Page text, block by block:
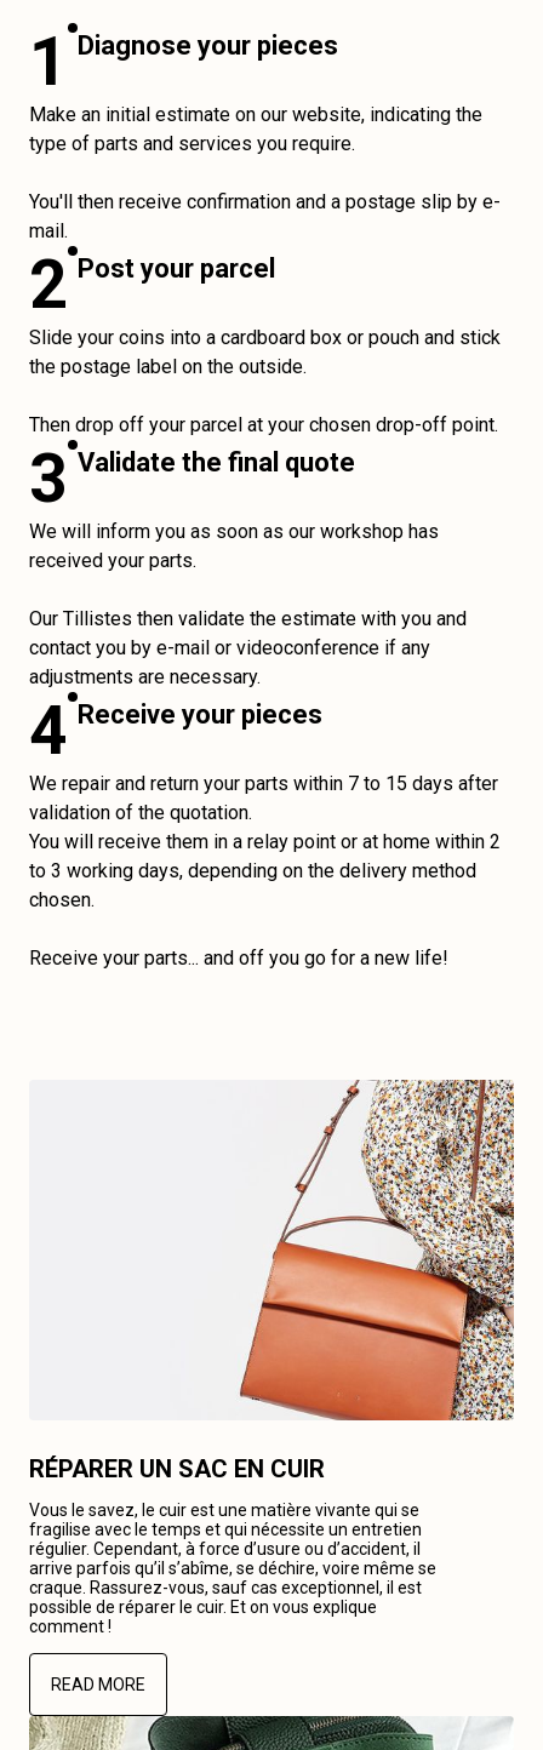
1 Diagnose your pieces
Make an initial estimate on our website, indicating the
type of parts and services you require.
You'll then receive confirmation and a postage slip by e-
mail.
2 Post your parcel
Slide your coins into a cardboard box or pouch and stick
the postage label on the outside.
Then drop off your parcel at your chosen drop-off point.
3 Validate the final quote
We will inform you as soon as our workshop has
received your parts.
Our Tillistes then validate the estimate with you and
contact you by e-mail or videoconference if any
adjustments are necessary.
4 Receive your pieces
We repair and return your parts within 7 to 15 days after
validation of the quotation.
You will receive them in a relay point or at home within 2
to 3 working days, depending on the delivery method
chosen.
Receive your parts... and off you go for a new life!
RÉPARER UN SAC EN CUIR
Vous le savez, le cuir est une matière vivante qui se
fragilise avec le temps et qui nécessite un entretien
régulier. Cependant, à force d’usure ou d’accident, il
arrive parfois qu’il s’abîme, se déchire, voire même se
craque. Rassurez-vous, sauf cas exceptionnel, il est
possible de réparer le cuir. Et on vous explique
comment !
READ MORE